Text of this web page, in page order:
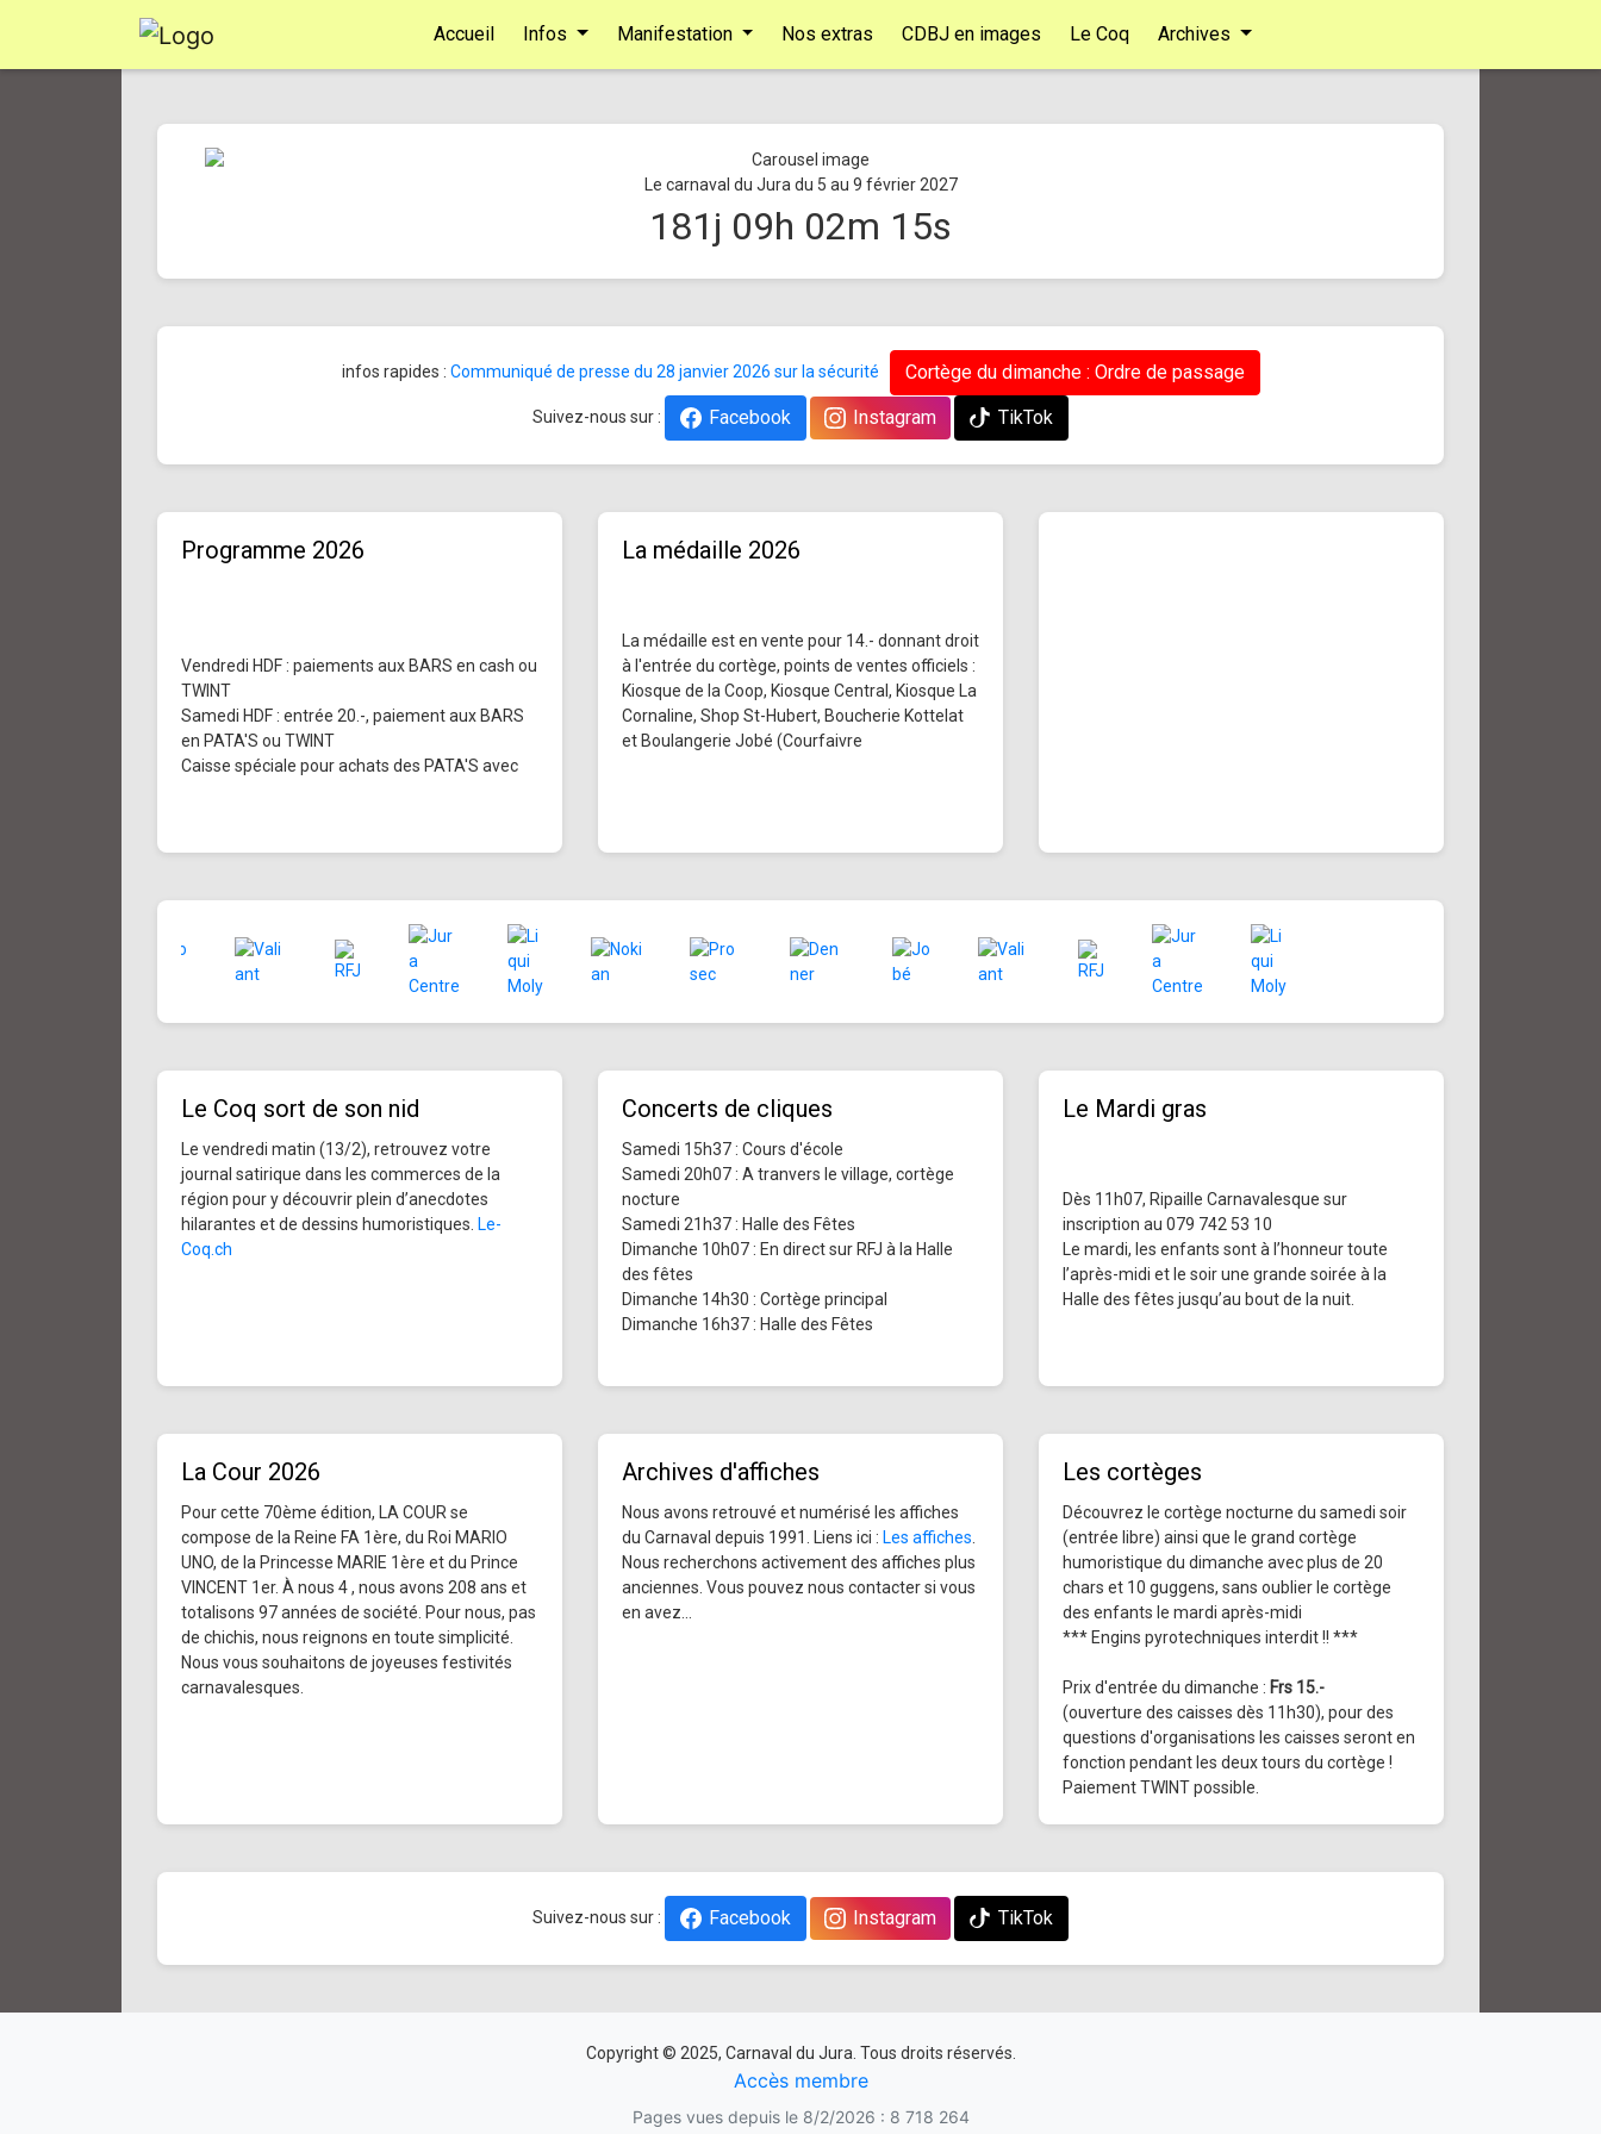
Accueil Infos Manifestation Nos extras CDBJ en images Le Coq Archives
Le carnaval du Jura du 5 au 9 février 2027
181 j 09h 02m 14s
infos rapides : Communiqué de presse du 28 janvier 2026 sur la sécurité Cortège du dimanche : Ordre de passage
Suivez-nous sur : Facebook Instagram TikTok
Programme 2026
Vendredi HDF : paiements aux BARS en cash ou
TWINT
Samedi HDF : entrée 20.-, paiement aux BARS
en PATA'S ou TWINT
Caisse spéciale pour achats des PATA'S avec
La médaille 2026
La médaille est en vente pour 14.- donnant droit
à l'entrée du cortège, points de ventes officiels :
Kiosque de la Coop, Kiosque Central, Kiosque La
Cornaline, Shop St-Hubert, Boucherie Kottelat
et Boulangerie Jobé (Courfaivre
Le Coq sort de son nid
Le vendredi matin (13/2), retrouvez votre
journal satirique dans les commerces de la
région pour y découvrir plein d’anecdotes
hilarantes et de dessins humoristiques. Le-
Coq.ch
Concerts de cliques
Samedi 15h37 : Cours d'école
Samedi 20h07 : A tranvers le village, cortège
nocture
Samedi 21h37 : Halle des Fêtes
Dimanche 10h07 : En direct sur RFJ à la Halle
des fêtes
Dimanche 14h30 : Cortège principal
Dimanche 16h37 : Halle des Fêtes
Le Mardi gras
Dès 11h07, Ripaille Carnavalesque sur
inscription au 079 742 53 10
Le mardi, les enfants sont à l’honneur toute
l’après-midi et le soir une grande soirée à la
Halle des fêtes jusqu’au bout de la nuit.
La Cour 2026
Pour cette 70ème édition, LA COUR se
compose de la Reine FA 1ère, du Roi MARIO
UNO, de la Princesse MARIE 1ère et du Prince
VINCENT 1er. À nous 4 , nous avons 208 ans et
totalisons 97 années de société. Pour nous, pas
de chichis, nous reignons en toute simplicité.
Nous vous souhaitons de joyeuses festivités
carnavalesques.
Archives d'affiches
Nous avons retrouvé et numérisé les affiches
du Carnaval depuis 1991. Liens ici : Les affiches
Nous recherchons activement des affiches plus
anciennes. Vous pouvez nous contacter si vous
en avez...
Les cortèges
Découvrez le cortège nocturne du samedi soir
(entrée libre) ainsi que le grand cortège
humoristique du dimanche avec plus de 20
chars et 10 guggens, sans oublier le cortège
des enfants le mardi après-midi
*** Engins pyrotechniques interdit !! ***
Prix d'entrée du dimanche : Frs 15.-
(ouverture des caisses dès 11h30), pour des
questions d'organisations les caisses seront en
fonction pendant les deux tours du cortège !
Paiement TWINT possible.
Suivez-nous sur : Facebook Instagram TikTok
Copyright © 2025, Carnaval du Jura. Tous droits réservés.
Accès membre
Pages vues depuis le 8/2/2026 : 8 718 264